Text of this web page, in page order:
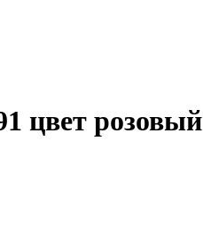
цвет розовый